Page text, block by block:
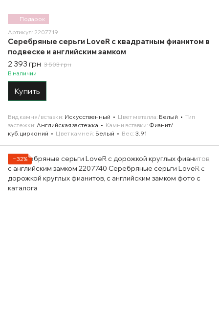
Подарок
Артикул: 2207719
Серебряные серьги LoveR с квадратным фианитом в
подвеске и английским замком
2 393 грн 3 503 грн
В наличии
Купить
Вид камня/вставки Искусственный Цвет металла Белый
Тип
застежки Английская застежка Камни вставки Фианит/
куб.цирконий
Цвет камней Белый Вес 3.91
−32%